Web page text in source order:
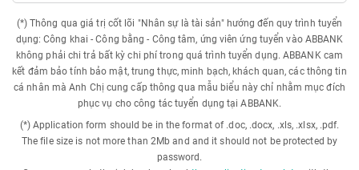
(*) Thông qua giá trị cốt lõi "Nhân sự là tài sản" hướng đến quy trình tuyển
dụng: Công khai - Công bằng - Công tâm, ứng viên ứng tuyển vào ABBANK
không phải chi trả bất kỳ chi phí trong quá trình tuyển dụng. ABBANK cam
kết đảm bảo tính bảo mật, trung thực, minh bạch, khách quan, các thông tin
cá nhân mà Anh Chị cung cấp thông qua mẫu biểu này chỉ nhằm mục đích
phục vụ cho công tác tuyển dụng tại ABBANK.
(*) Application form should be in the format of .doc, .docx, .xls, .xlsx, .pdf.
The file size is not more than 2Mb and and it should not be protected by
password.